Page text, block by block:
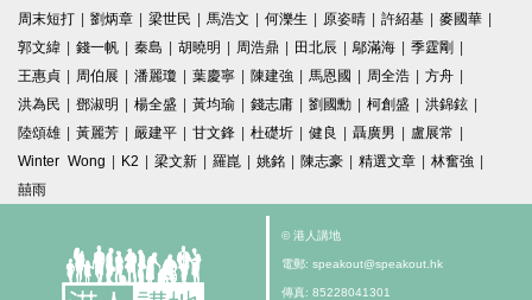
周末短打 | 劉炳章 | 梁世民 | 馬浩文 | 何濼生 | 原姿晴 | 許紹基 | 麥國華 |
郭文緯 | 錢一帆 | 秦島 | 胡曉明 | 周浩鼎 | 田北辰 | 鄔滿海 | 季霆剛 |
王惠貞 | 周伯展 | 潘麗瓊 | 葉慶寧 | 陳建強 | 馬恩國 | 周全浩 | 方舟 |
洪為民 | 鄧淑明 | 楊全盛 | 黃均瑜 | 錢志庸 | 劉國勳 | 柯創盛 | 洪錦鉉 |
陸頌雄 | 黃麗芳 | 嚴建平 | 甘文鋒 | 杜礎圻 | 健良 | 聶廣男 | 盧展常 |
Winter Wong | K2 | 梁文新 | 羅崑 | 姚銘 | 陳志豪 | 精選文章 | 林奮強 |
囍雨
© 港人講地
電郵: speakout@speakout.hk
傳真: 85228041301